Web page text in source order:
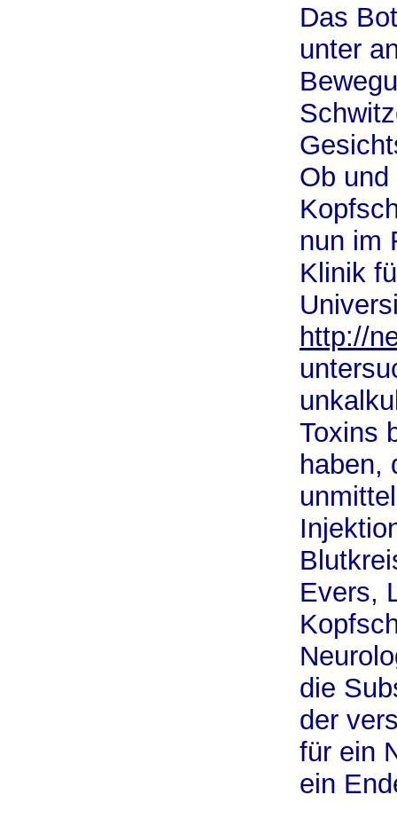
Das
unter
Ob
nun im
Klinik
http://
Toxins
haben,
Evers,
die
der
für ein
ein